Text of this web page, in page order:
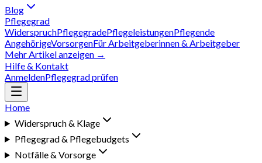
Blog
Pflegegrad
WiderspruchPflegegradePflegeleistungenPflegende
AngehörigeVorsorgenFür Arbeitgeberinnen & Arbeitgeber
Mehr Artikel anzeigen →
Hilfe & Kontakt
AnmeldenPflegegrad prüfen
Home
Widerspruch & Klage
Pflegegrad & Pflegebudgets
Notfälle & Vorsorge